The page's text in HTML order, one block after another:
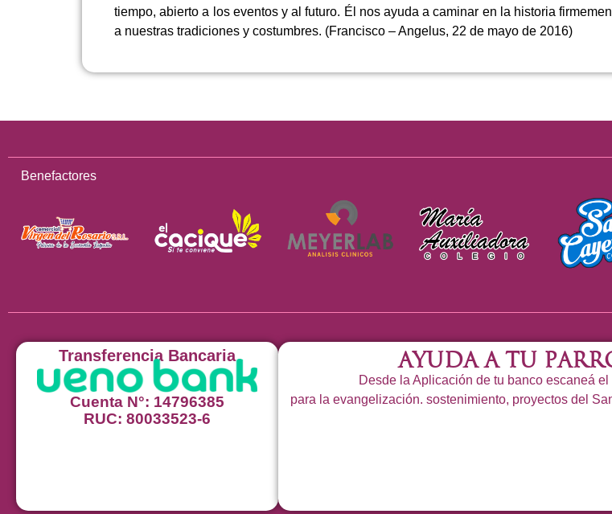
tiempo, abierto a los eventos y al futuro. Él nos ayuda a caminar en la historia
a nuestras tradiciones y costumbres. (Francisco – Angelus, 22 de mayo de 2016)
Benefactores
Transferencia Bancaria
Cuenta N°: 14796385
RUC: 80033523-6
Ayuda a tu
Desde la Aplicación de tu banco escaneá
para la evangelización. sostenimiento, proyectos del